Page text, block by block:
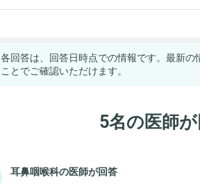
各回答は、回答日時点での情報です。最新
ことでご確認いただけます。
5名の医師
耳鼻咽喉科の医師が回答